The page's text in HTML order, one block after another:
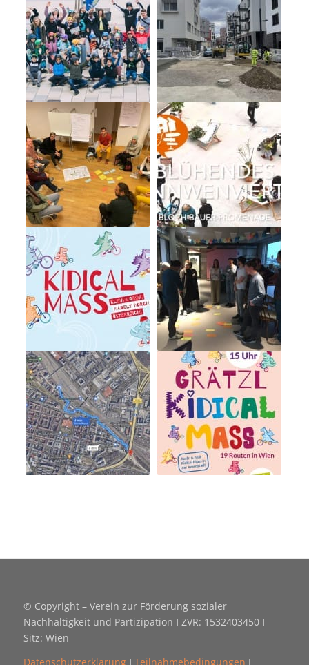
© Copyright – Verein zur Förderung sozialer
Nachhaltigkeit und Partizipation Ⅰ ZVR: 1532403450 Ⅰ
Sitz: Wien
DatenschutzerklärungⅠ Teilnahmebedingungen Ⅰ